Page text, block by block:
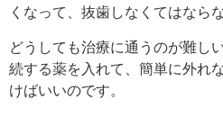
くなって、抜歯しなくてはなら
どうしても治療に通うのが難し
続する薬を入れて、簡単に外れ
けばいいのです。